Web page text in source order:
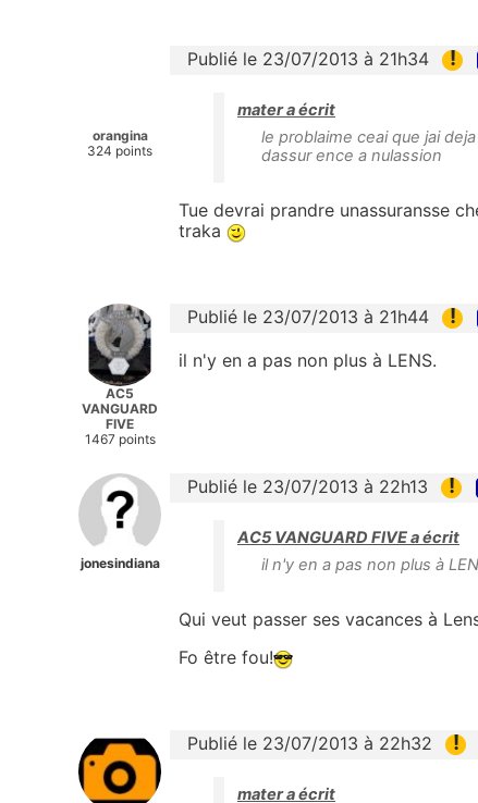
orangina
324 points
Publié le 23/07/2013 à 21h34 !
mater a écrit
le problaime ceai que jai
dassur ence a nulassion
Tue devrai prandre unassuransse
traka
AC5
VANGUARD
FIVE
1467 points
Publié le 23/07/2013 à 21h44 !
il n'y en a pas non plus à LENS.
jonesindiana
Publié le 23/07/2013 à 22h13 !
AC5 VANGUARD FIVE a écrit
il n'y en a pas non plus à
Qui veut passer ses vacances à
Fo être fou!
Publié le 23/07/2013 à 22h32 !
mater a écrit